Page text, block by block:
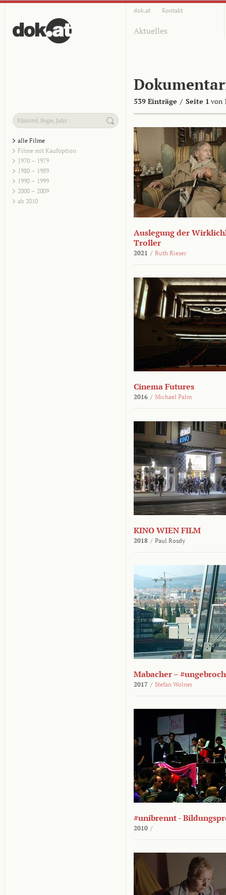
dok.at Kontakt
Aktuelles
539 Einträge / Seite 1 von
alle Filme
Filme mit Kaufoption
1970 – 1979
1980 – 1989
1990 – 1999
2000 – 2009
ab 2010
Auslegung der
Troller
2021 / Ruth Rieser
Cinema Futures
2016 / Michael Palm
KINO WIEN FILM
2018 / Paul Rosdy
Mabacher –
2017 / Stefan Wolner
#unibrennt -
2010 /